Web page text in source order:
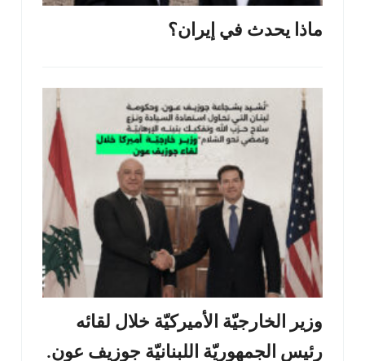
ماذا يحدث في إيران؟
وزير الخارجيّة الأميركيّة خلال لقائه
رئيس الجمهوريّة اللبنانيّة جوزيف عون.